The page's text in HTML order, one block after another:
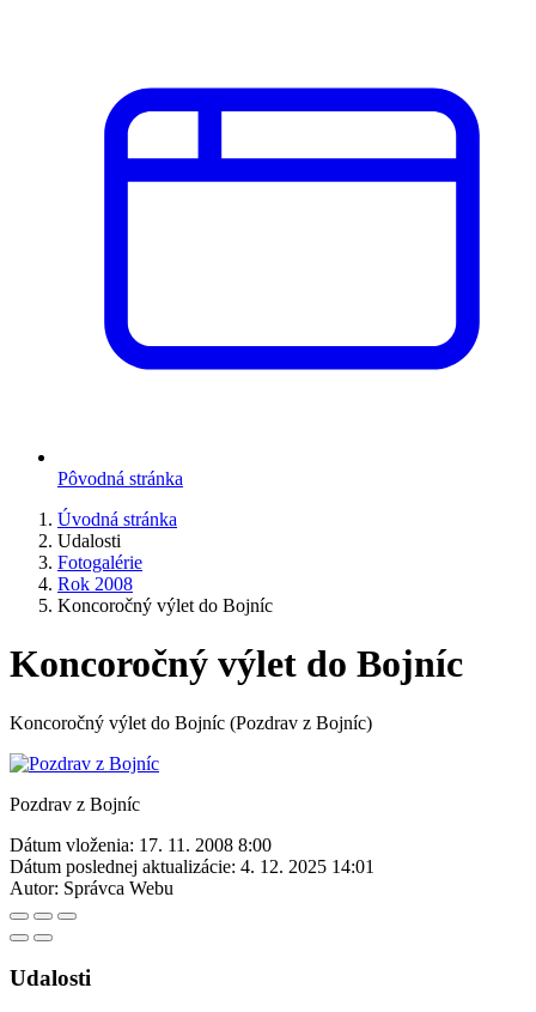
Pôvodná stránka
Úvodná stránka
Udalosti
Fotogalérie
Rok 2008
Koncoročný výlet do Bojníc
Koncoročný výlet do Bojníc
Koncoročný výlet do Bojníc (Pozdrav z Bojníc)
Pozdrav z Bojníc
Dátum vloženia: 17. 11. 2008 8:00
Dátum poslednej aktualizácie: 4. 12. 2025 14:01
Autor: Správca Webu
Udalosti